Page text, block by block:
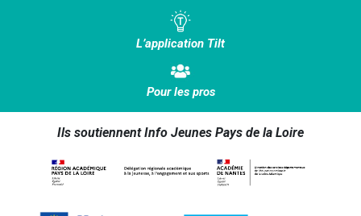
L’application Tilt
Pour les pros
Ils soutiennent Info Jeunes Pays de la Loire